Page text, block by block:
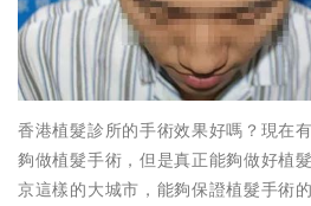
香港植髮診所的手術效果好嗎？現在
夠做植髮手術，但是真正能夠做好植
京這樣的大城市，能夠保證植髮手術